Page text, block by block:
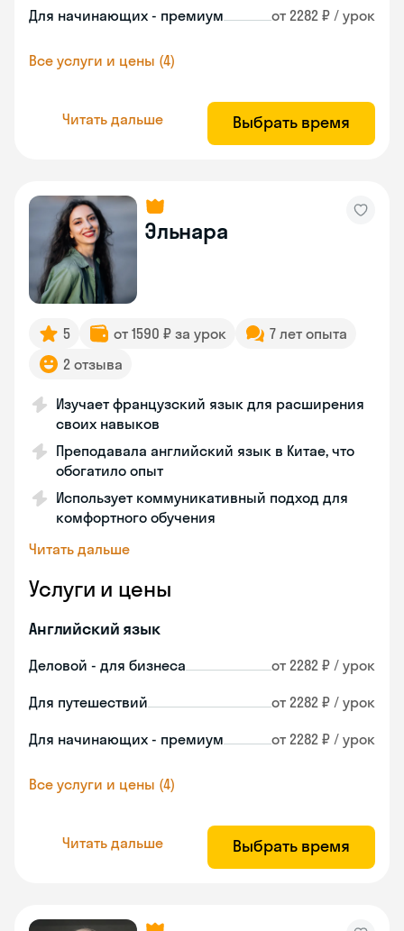
Для начинающих - премиум от 2282 ₽ / урок
Все услуги и цены (4)
Читать дальше Выбрать время
Эльнара
5 от 1590 ₽ за урок
7 лет опыта
2 отзыва
Изучает французский язык для расширения
своих навыков
Преподавала английский язык в Китае, что
обогатило опыт
Использует коммуникативный подход для
комфортного обучения
Читать дальше
Услуги и цены
Английский язык
Деловой - для бизнеса от 2282 ₽ / урок
Для путешествий от 2282 ₽ / урок
Для начинающих - премиум от 2282 ₽ / урок
Все услуги и цены (4)
Читать дальше Выбрать время